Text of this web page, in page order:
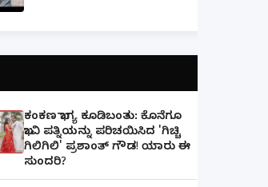
ಕಂಕಣ ಭಾಗ್ಯ ಕೂಡಿಬಂತು: ಕೊನೆಗೂ
ಭಾವಿ ಪತ್ನಿಯನ್ನು ಪರಿಚಯಿಸಿದ 'ಗಿಚ್ಚಿ
ಗಿಲಿಗಿಲಿ' ಪ್ರಶಾಂತ್ ಗೌಡ! ಯಾರು ಈ
ಸುಂದರಿ?